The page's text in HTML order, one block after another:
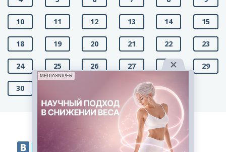
10 11 12 13 14 15
18 19 20 21 22 23
24 25 26 27 28 29
30
MEDIASNIPER